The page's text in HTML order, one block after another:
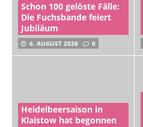
Schon 100 gelöste Fälle:
Die Fuchsbande feiert
Jubiläum
6. AUGUST 2026 0
Heidelbeersaison in
Klaistow hat begonnen